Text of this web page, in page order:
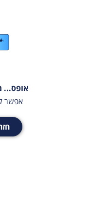
אופס...
אפשר